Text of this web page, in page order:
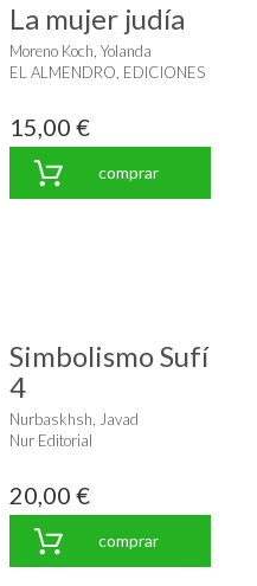
La mujer judía
Moreno Koch, Yolanda
EL ALMENDRO, EDICIONES
15,00 €
comprar
Simbolismo Sufí
4
Nurbaskhsh, Javad
Nur Editorial
20,00 €
comprar